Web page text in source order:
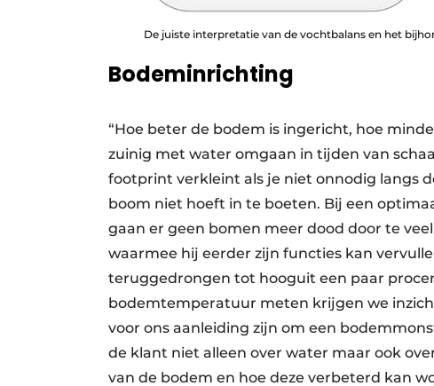
De juiste interpretatie van de vochtbalans en het
Bodeminrichting
“Hoe beter de bodem is ingericht, hoe
zuinig met water omgaan in tijden van
footprint verkleint als je niet onnodig langs
boom niet hoeft in te boeten. Bij een
gaan er geen bomen meer dood door te
waarmee hij eerder zijn functies kan
teruggedrongen tot hooguit een paar
bodemtemperatuur meten krijgen we
voor ons aanleiding zijn om een
de klant niet alleen over water maar ook
van de bodem en hoe deze verbeterd kan